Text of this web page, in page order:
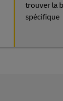
trouver la
spécifique